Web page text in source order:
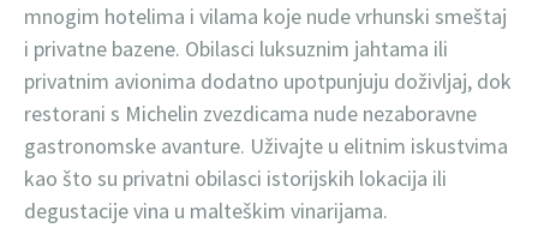
mnogim hotelima i vilama koje nude vrhunski smeštaj
i privatne bazene. Obilasci luksuznim jahtama ili
privatnim avionima dodatno upotpunjuju doživljaj, dok
restorani s Michelin zvezdicama nude nezaboravne
gastronomske avanture. Uživajte u elitnim iskustvima
kao što su privatni obilasci istorijskih lokacija ili
degustacije vina u malteškim vinarijama.